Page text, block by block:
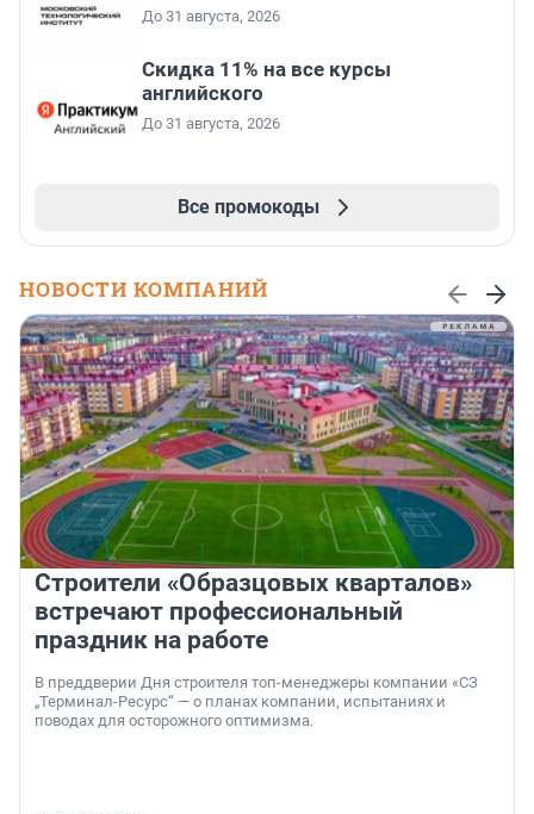
До 31 августа, 2026
Скидка 11% на все курсы
английского
До 31 августа, 2026
Все промокоды
НОВОСТИ КОМПАНИЙ
Строители «Образцовых кварталов»
встречают профессиональный
праздник на работе
В преддверии Дня строителя топ-менеджеры компании «СЗ
„Терминал-Ресурс“ — о планах компании, испытаниях и
поводах для осторожного оптимизма.